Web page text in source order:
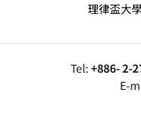
理律盃大
Tel: +886- 2-
E-